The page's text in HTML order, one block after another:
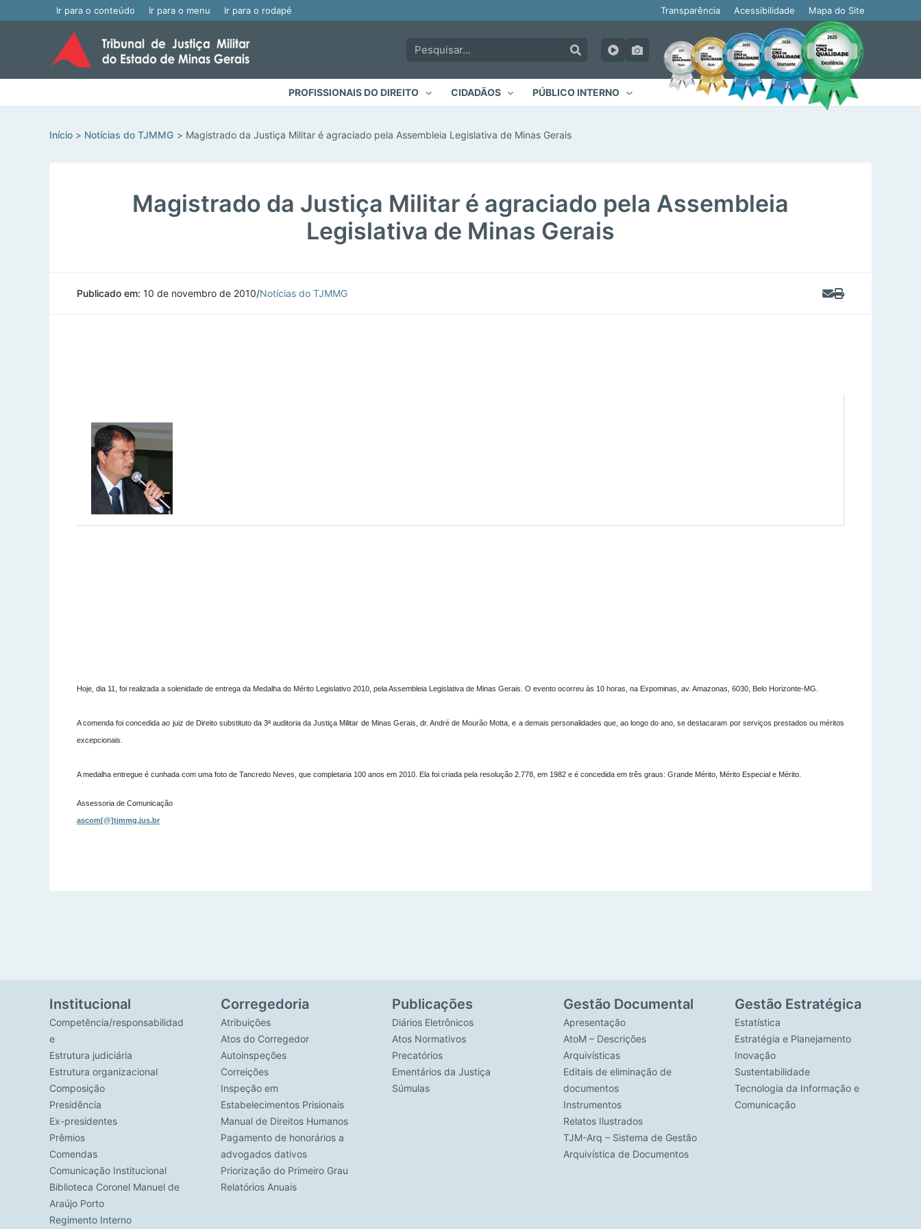
Ir para o conteúdo Ir para o menu Ir para o rodapé Transparência Acessibilidade Mapa do Site
Pesquisar:
PROFISSIONAIS DO DIREITO CIDADÃOS PÚBLICO INTERNO
Início Notícias do TJMMG Magistrado da Justiça Militar é agraciado pela Assembleia Legislativa de Minas Gerais
Magistrado da Justiça Militar é agraciado pela Assembleia
Legislativa de Minas Gerais
Publicado em: 10 de novembro de 2010/Notícias do TJMMG
Hoje, dia 11, foi realizada a solenidade de entrega da Medalha do Mérito Legislativo 2010, pela Assembleia Legislativa de Minas Gerais. O evento ocorreu às 10 horas, na Expominas, av. Amazonas, 6030, Belo Horizonte-MG.
A comenda foi concedida ao juiz de Direito substituto da 3ª auditoria da Justiça Militar de Minas Gerais, dr. André de Mourão Motta, e a demais personalidades que, ao longo do ano, se destacaram por serviços prestados ou méritos
excepcionais.
A medalha entregue é cunhada com uma foto de Tancredo Neves, que completaria 100 anos em 2010. Ela foi criada pela resolução 2.778, em 1982 e é concedida em três graus: Grande Mérito, Mérito Especial e Mérito.
Assessoria de Comunicação
ascom[@]tjmmg.jus.br
Institucional
Competência/responsabilidad
e
Estrutura judiciária
Estrutura organizacional
Composição
Presidência
Ex-presidentes
Prêmios
Comendas
Comunicação Institucional
Biblioteca Coronel Manuel de
Araújo Porto
Regimento Interno
Corregedoria
Atribuições
Atos do Corregedor
Autoinspeções
Correições
Inspeção em
Estabelecimentos Prisionais
Manual de Direitos Humanos
Pagamento de honorários a
advogados dativos
Priorização do Primeiro Grau
Relatórios Anuais
Publicações
Diários Eletrônicos
Atos Normativos
Precatórios
Ementários da Justiça
Súmulas
Gestão Documental
Apresentação
AtoM – Descrições
Arquivísticas
Editais de eliminação de
documentos
Instrumentos
Relatos Ilustrados
TJM-Arq – Sistema de Gestão
Arquivística de Documentos
Gestão Estratégica
Estatística
Estratégia e Planejamento
Inovação
Sustentabilidade
Tecnologia da Informação e
Comunicação